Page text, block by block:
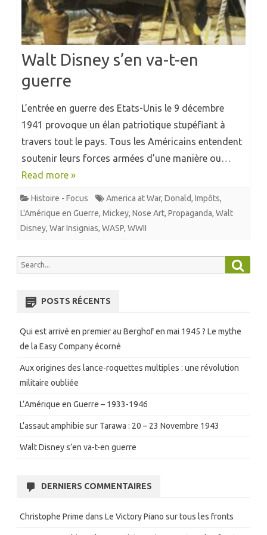
Walt Disney s’en va-t-en
guerre
L’entrée en guerre des Etats-Unis le 9 décembre
1941 provoque un élan patriotique stupéfiant à
travers tout le pays. Tous les Américains entendent
soutenir leurs forces armées d’une manière ou…
Read more »
Histoire - Focus America at War, Donald, Impôts,
L'Amérique en Guerre, Mickey, Nose Art, Propaganda, Walt
Disney, War Insignias, WASP, WWII
Search
POSTS RÉCENTS
Qui est arrivé en premier au Berghof en mai 1945 ? Le mythe
de la Easy Company écorné
Aux origines des lance-roquettes multiples : une révolution
militaire oubliée
L’Amérique en Guerre – 1933-1946
L’assaut amphibie sur Tarawa : 20 – 23 Novembre 1943
Walt Disney s’en va-t-en guerre
DERNIERS COMMENTAIRES
Christophe Prime dans Le Victory Piano sur tous les fronts